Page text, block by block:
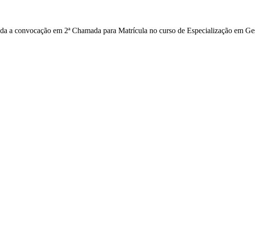
a convocação em 2ª Chamada para Matrícula no curso de Especialização em